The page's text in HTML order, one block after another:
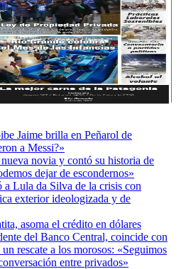
Jaime brilla en Peñarol de
a Messi?»
novia y contó su historia de
dejar de escondernos»
Lula da Silva de la crisis con
exterior ideologizada y de
asoma el crédito en dólares
del Banco Central, coincide con
rescate a los morosos: «Seguimos
entre privados»